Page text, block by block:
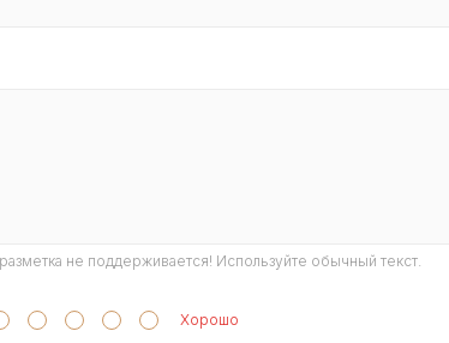
не поддерживается! Используйте обычный текст.
Хорошо